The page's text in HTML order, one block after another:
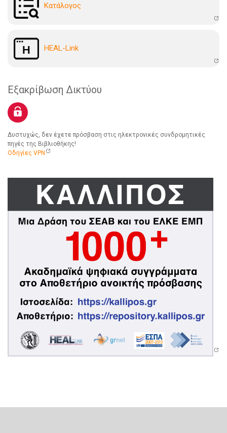
Kατάλογoς
HEAL-Link
Εξακρίβωση Δικτύου
Δυστυχώς, δεν έχετε πρόσβαση στις ηλεκτρονικές συνδρομητικές
πηγές της Βιβλιοθήκης!
Οδηγίες VPN